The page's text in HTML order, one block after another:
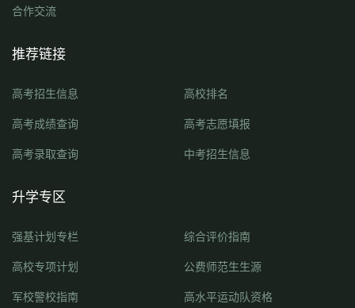
合作交流
推荐链接
高考招生信息 高校排名
高考成绩查询 高考志愿填报
高考录取查询 中考招生信息
升学专区
强基计划专栏 综合评价指南
高校专项计划 公费师范生生源
军校警校指南 高水平运动队资格